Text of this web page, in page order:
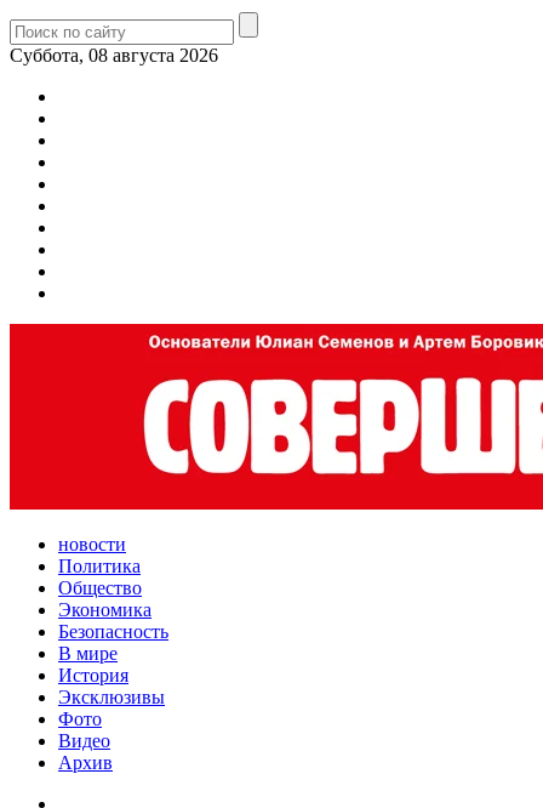
Суббота, 08 августа 2026
новости
Политика
Общество
Экономика
Безопасность
В мире
История
Эксклюзивы
Фото
Видео
Архив